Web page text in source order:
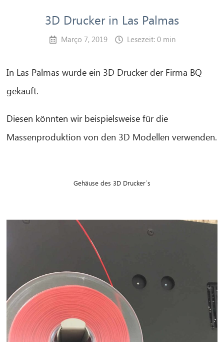
3D Drucker in Las Palmas
Março 7, 2019 Lesezeit: 0 min
In Las Palmas wurde ein 3D Drucker der Firma BQ
gekauft.
Diesen könnten wir beispielsweise für die
Massenproduktion von den 3D Modellen verwenden.
Gehäuse des 3D Drucker´s